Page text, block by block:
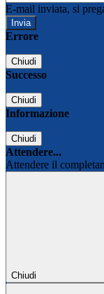
E-mail inviata, si
Errore
Chiudi
Successo
Chiudi
Informazione
Chiudi
Attendere...
Attendere il
Chiudi